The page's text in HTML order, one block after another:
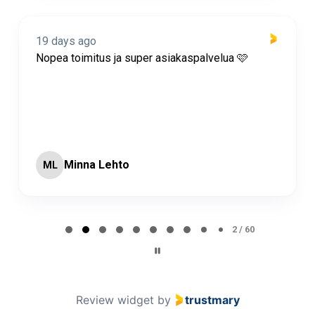
19 days ago
Nopea toimitus ja super asiakaspalvelua 🩷
ML Minna Lehto
2 / 60
Review widget by trustmary